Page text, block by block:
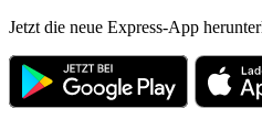
Jetzt die neue Express-App